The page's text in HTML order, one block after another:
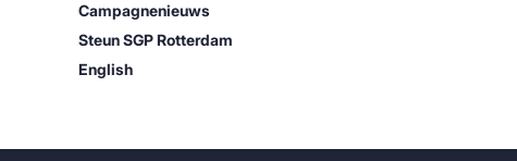
Campagnenieuws
Steun SGP Rotterdam
English